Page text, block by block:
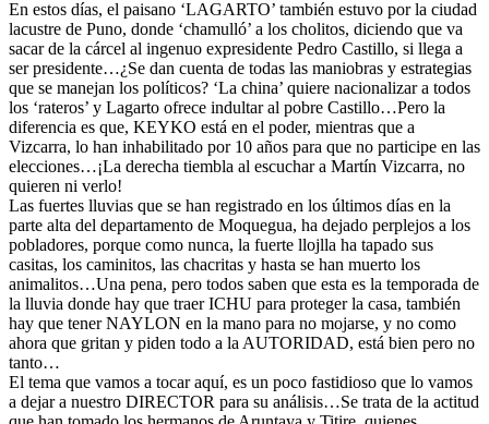
En estos días, el paisano ‘LAGARTO’ también estuvo por la ciudad
lacustre de Puno, donde ‘chamulló’ a los cholitos, diciendo que va
sacar de la cárcel al ingenuo expresidente Pedro Castillo, si llega a
ser presidente…¿Se dan cuenta de todas las maniobras y estrategias
que se manejan los políticos? ‘La china’ quiere nacionalizar a todos
los ‘rateros’ y Lagarto ofrece indultar al pobre Castillo…Pero la
diferencia es que, KEYKO está en el poder, mientras que a
Vizcarra, lo han inhabilitado por 10 años para que no participe en las
elecciones…¡La derecha tiembla al escuchar a Martín Vizcarra, no
quieren ni verlo!
Las fuertes lluvias que se han registrado en los últimos días en la
parte alta del departamento de Moquegua, ha dejado perplejos a los
pobladores, porque como nunca, la fuerte llojlla ha tapado sus
casitas, los caminitos, las chacritas y hasta se han muerto los
animalitos…Una pena, pero todos saben que esta es la temporada de
la lluvia donde hay que traer ICHU para proteger la casa, también
hay que tener NAYLON en la mano para no mojarse, y no como
ahora que gritan y piden todo a la AUTORIDAD, está bien pero no
tanto…
El tema que vamos a tocar aquí, es un poco fastidioso que lo vamos
a dejar a nuestro DIRECTOR para su análisis…Se trata de la actitud